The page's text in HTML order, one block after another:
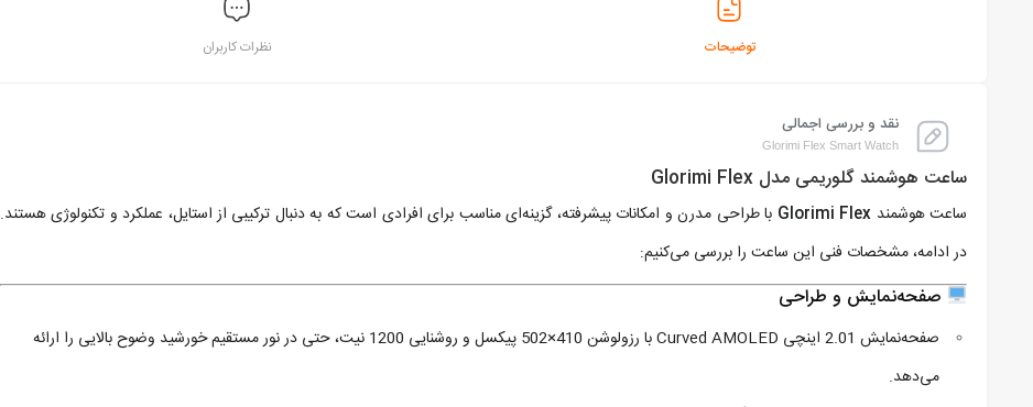
توضیحات نظرات کاربران
نقد و بررسی اجمالی
Glorimi Flex Smart Watch
ساعت هوشمند گلوریمی مدل Glorimi Flex
ساعت هوشمند Glorimi Flex با طراحی مدرن و امکانات پیشرفته، گزینه‌ای مناسب برای افرادی است که به دنبال ترکیبی از استایل، عملکرد و تکنولوژی هستند.
در ادامه، مشخصات فنی این ساعت را بررسی می‌کنیم:​
صفحه‌نمایش و طراحی
صفحه‌نمایش 2.01 اینچی Curved AMOLED با رزولوشن 410×502 پیکسل و روشنایی 1200 نیت، حتی در نور مستقیم خورشید وضوح بالایی را ارائه
می‌دهد.